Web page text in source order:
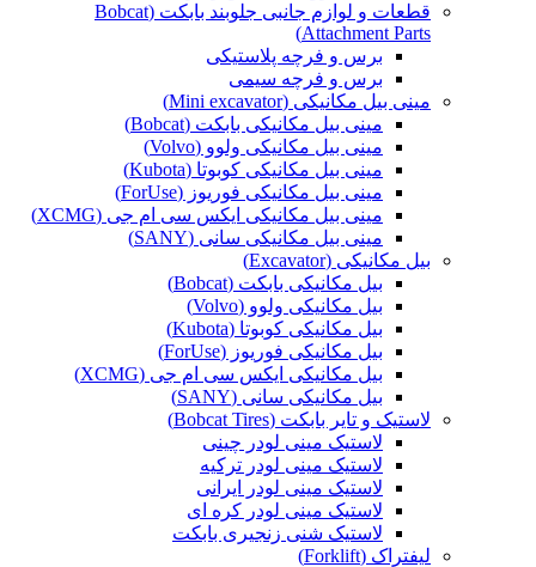
قطعات و لوازم جانبی جلوبند بابکت (Bobcat
Attachment Parts)
برس و فرچه پلاستیکی
برس و فرچه سیمی
مینی بیل مکانیکی (Mini excavator)
مینی بیل مکانیکی بابکت (Bobcat)
مینی بیل مکانیکی ولوو (Volvo)
مینی بیل مکانیکی کوبوتا (Kubota)
مینی بیل مکانیکی فوریوز (ForUse)
مینی بیل مکانیکی ایکس سی ام جی (XCMG)
مینی بیل مکانیکی سانی (SANY)
بیل مکانیکی (Excavator)
بیل مکانیکی بابکت (Bobcat)
بیل مکانیکی ولوو (Volvo)
بیل مکانیکی کوبوتا (Kubota)
بیل مکانیکی فوریوز (ForUse)
بیل مکانیکی ایکس سی ام جی (XCMG)
بیل مکانیکی سانی (SANY)
لاستیک و تایر بابکت (Bobcat Tires)
لاستیک مینی لودر چینی
لاستیک مینی لودر ترکیه
لاستیک مینی لودر ایرانی
لاستیک مینی لودر کره ای
لاستیک شنی زنجیری بابکت
لیفتراک (Forklift)